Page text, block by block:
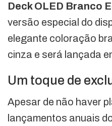
Deck OLED Branco
versão especial do
elegante coloração
cinza e será lançada
Um toque de
Apesar de não haver
lançamentos anuais